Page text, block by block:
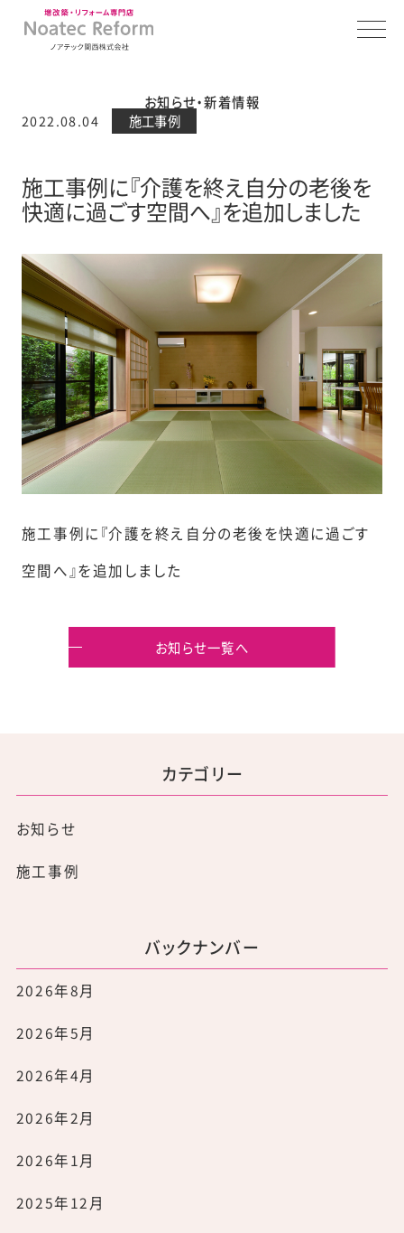
お知らせ・新着情報
2022.08.04
施工事例
施工事例に『介護を終え自分の老後を
快適に過ごす空間へ』を追加しました
施工事例に『介護を終え自分の老後を快適に過ごす
空間へ』を追加しました
お知らせ一覧へ
カテゴリー
お知らせ
施工事例
バックナンバー
2026年8月
2026年5月
2026年4月
2026年2月
2026年1月
2025年12月